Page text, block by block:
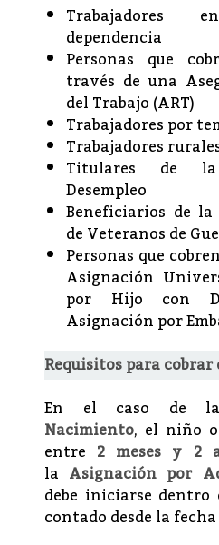
dependencia
Personas que
través de una
del Trabajo (ART)
Trabajadores por
Trabajadores
Titulares de
Desempleo
Beneficiarios de
de Veteranos de
Personas que
Asignación
por Hijo con
Asignación por
Requisitos para
En el caso de
Nacimiento, el niño
entre 2 meses y 2
la Asignación por
debe iniciarse dentro
contado desde la